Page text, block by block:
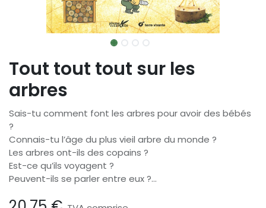
Tout tout tout sur les
arbres
Sais-tu comment font les arbres pour avoir des bébés
?
Connais-tu l’âge du plus vieil arbre du monde ?
Les arbres ont-ils des copains ?
Est-ce qu’ils voyagent ?
Peuvent-ils se parler entre eux ?...